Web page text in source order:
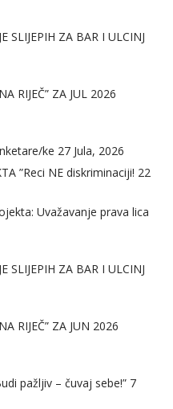
SLIJEPIH ZA BAR I ULCINJ
RIJEČ” ZA JUL 2026
ke 27 Jula, 2026
”Reci NE diskriminaciji! 22
Uvažavanje prava lica
SLIJEPIH ZA BAR I ULCINJ
RIJEČ” ZA JUN 2026
pažljiv – čuvaj sebe!” 7